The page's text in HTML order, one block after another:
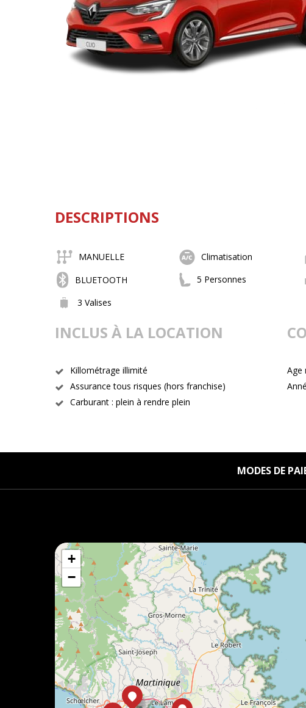
DESCRIPTIONS
MANUELLE Climatisation
BLUETOOTH
5 Personnes
3 Valises
INCLUS À LA LOCATION
Killométrage illimité
Assurance tous risques (hors franchise)
Carburant : plein à rendre plein
Age
MODES DE
+
−